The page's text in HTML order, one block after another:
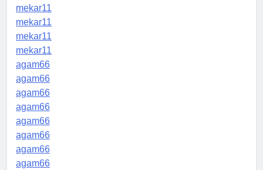
mekar11
mekar11
mekar11
mekar11
agam66
agam66
agam66
agam66
agam66
agam66
agam66
agam66